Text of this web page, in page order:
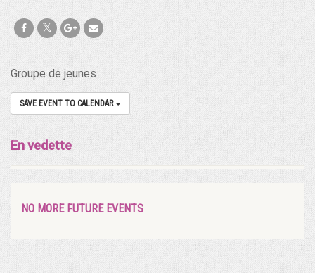
Groupe de jeunes
SAVE EVENT TO CALENDAR
En vedette
NO MORE FUTURE EVENTS